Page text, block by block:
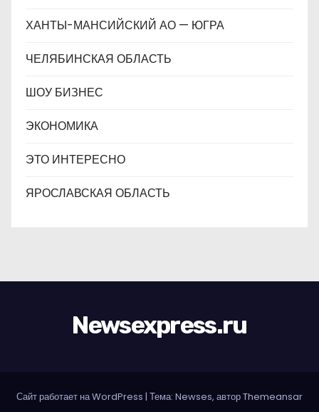
ХАНТЫ-МАНСИЙСКИЙ АО — ЮГРА
ЧЕЛЯБИНСКАЯ ОБЛАСТЬ
ШОУ БИЗНЕС
ЭКОНОМИКА
ЭТО ИНТЕРЕСНО
ЯРОСЛАВСКАЯ ОБЛАСТЬ
Newsexpress.ru
Сайт работает на WordPress | Тема: Newses, авторThemeansar